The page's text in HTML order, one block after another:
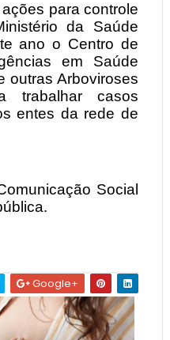
para controle
da Saúde
ano o Centro de
em Saúde
outras Arboviroses
trabalhar casos
entes da rede de
Social
Google+